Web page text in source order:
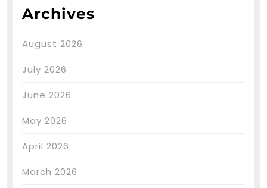
Archives
August 2026
July 2026
June 2026
May 2026
April 2026
March 2026